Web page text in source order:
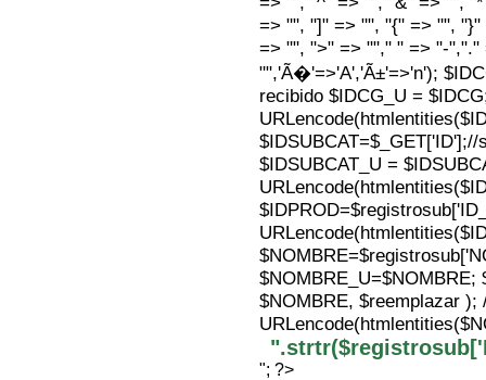
=> "", "]" => "", "{" => "",
=> "", ">" => ""," " => "-","."
"",'Ã�'=>'A','Ã±'=>'n');
recibido $IDCG_U =
$IDSUBCAT_U =
$NOMBRE, $reemplazar );
"; ?>